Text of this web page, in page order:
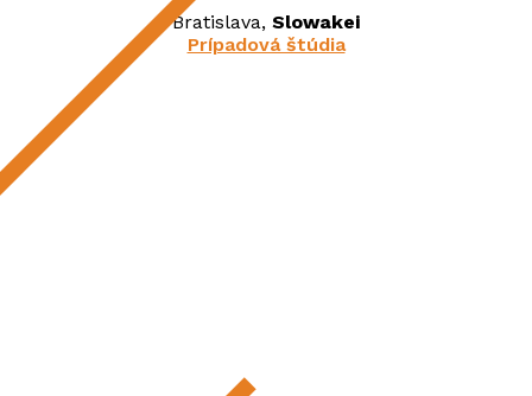
Bratislava, Slowakei
Prípadová štúdia